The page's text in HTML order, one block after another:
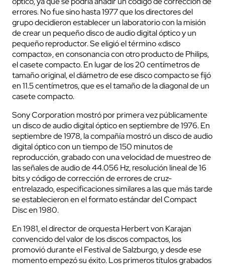
errores. No fue sino hasta 1977 que los directores del
grupo decidieron establecer un laboratorio con la misión
de crear un pequeño disco de audio digital óptico y un
pequeño reproductor. Se eligió el término «disco
compacto», en consonancia con otro producto de Philips,
el casete compacto. En lugar de los 20 centímetros de
tamaño original, el diámetro de ese disco compacto se fijó
en 11.5 centímetros, que es el tamaño de la diagonal de un
casete compacto.
Sony Corporation mostró por primera vez públicamente
un disco de audio digital óptico en septiembre de 1976. En
septiembre de 1978, la compañía mostró un disco de audio
digital óptico con un tiempo de 150 minutos de
reproducción, grabado con una velocidad de muestreo de
las señales de audio de 44.056 Hz, resolución lineal de 16
bits y código de corrección de errores de cruz-
entrelazado, especificaciones similares a las que más tarde
se establecieron en el formato estándar del Compact
Disc en 1980.
En 1981, el director de orquesta Herbert von Karajan
convencido del valor de los discos compactos, los
promovió durante el Festival de Salzburgo, y desde ese
momento empezó su éxito. Los primeros títulos grabados